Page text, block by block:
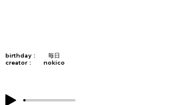
birthday：
毎日
creator：
nokico